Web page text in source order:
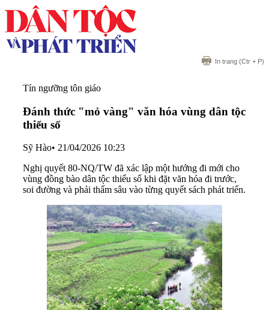
In trang (Ctr + P)
Tín ngưỡng tôn giáo
Đánh thức "mỏ vàng" văn hóa vùng dân tộc
thiểu số
Sỹ Hào• 21/04/2026 10:23
Nghị quyết 80-NQ/TW đã xác lập một hướng đi mới cho
vùng đồng bào dân tộc thiểu số khi đặt văn hóa đi trước,
soi đường và phải thấm sâu vào từng quyết sách phát triển.